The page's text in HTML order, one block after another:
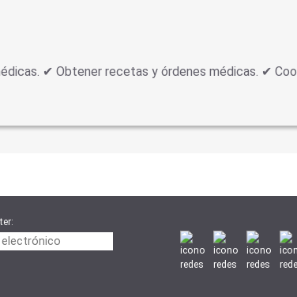
✔ Obtener recetas y órdenes médicas. ✔